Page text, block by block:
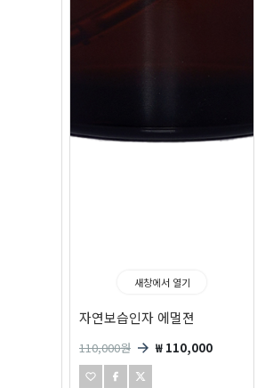
새창에서 열기
자연보습인자 에멀젼
110,000원 ₩ 110,000